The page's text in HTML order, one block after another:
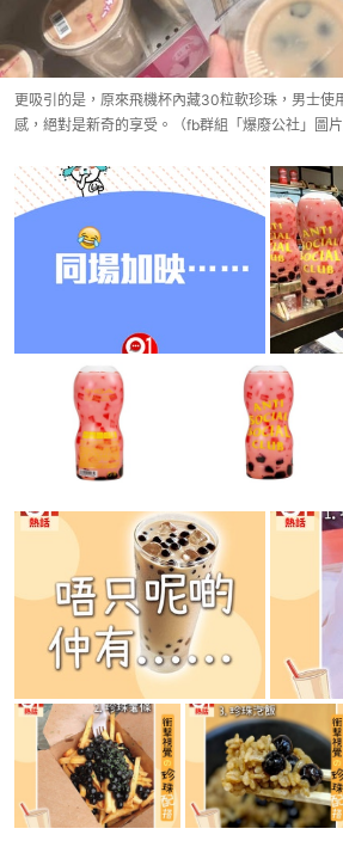
更吸引的是，原來飛機杯內藏30粒軟珍珠，男士使
感，絕對是新奇的享受。（fb群組「爆廢公社」圖片